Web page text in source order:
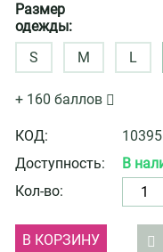
Размер
одежды:
S
M L
+ 160 баллов
КОД:
Доступность:
В
Кол-во:
В КОРЗИНУ